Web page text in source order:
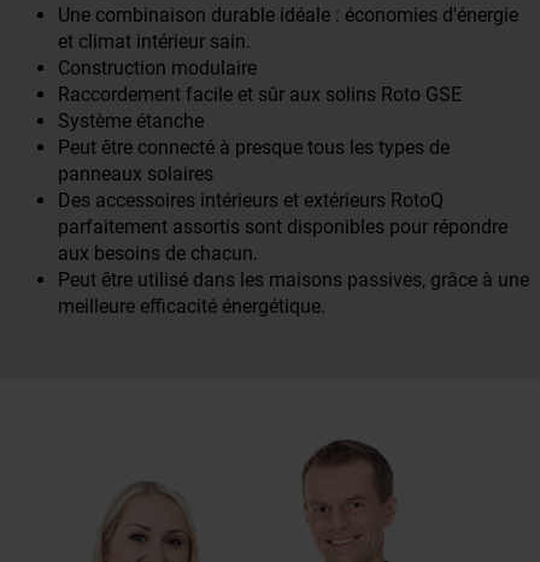
Une combinaison durable idéale : économies d'énergie
et climat intérieur sain.
Construction modulaire
Raccordement facile et sûr aux solins Roto GSE
Système étanche
Peut être connecté à presque tous les types de
panneaux solaires
Des accessoires intérieurs et extérieurs RotoQ
parfaitement assortis sont disponibles pour répondre
aux besoins de chacun.
Peut être utilisé dans les maisons passives, grâce à une
meilleure efficacité énergétique.